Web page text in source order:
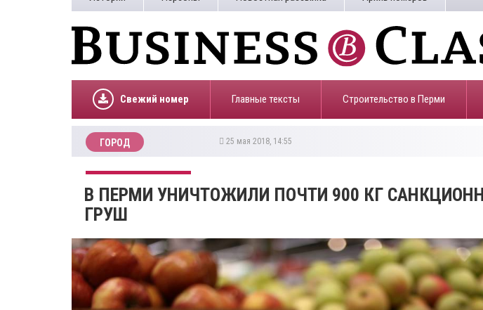
Свежий номер Главные тексты Строительство в Перми
ГОРОД 25 мая 2018, 14:55
В ПЕРМИ УНИЧТОЖИЛИ ПОЧТИ 900 КГ
ГРУШ